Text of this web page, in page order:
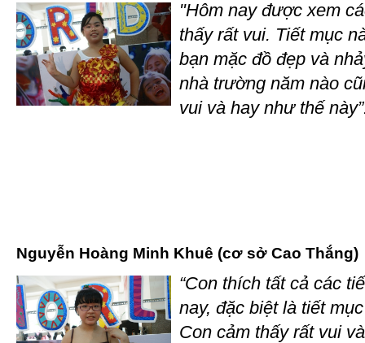
"Hôm nay được xem
thấy rất vui. Tiết mục
bạn mặc đồ đẹp và
nhà trường năm nào
vui và hay như thế
Nguyễn Hoàng Minh Khuê (cơ sở Cao Thắng)
“Con thích tất cả các
nay, đặc biệt là tiết
Con cảm thấy rất vui